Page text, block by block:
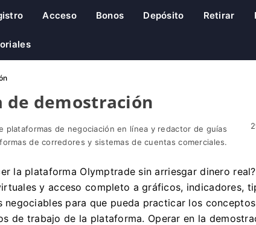
Acceso Bonos Depósito Retirar
de demostración
plataformas de negociación en línea y redactor de guías
de corredores y sistemas de cuentas comerciales.
la plataforma Olymptrade sin arriesgar dinero
y acceso completo a gráficos, indicadores,
para que pueda practicar los
de trabajo de la plataforma. Operar en la